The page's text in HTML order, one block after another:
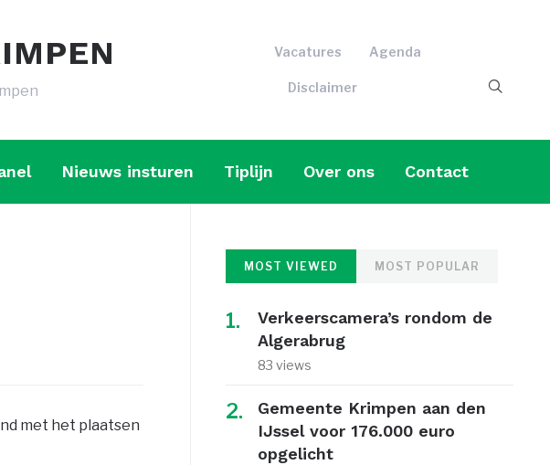
Vacatures Agenda
Disclaimer
Nieuws insturen Tiplijn Over ons Contact
met het plaatsen
MOST VIEWED MOST POPULAR
Verkeerscamera’s rondom de
Algerabrug
83 views
Gemeente Krimpen aan den
IJssel voor 176.000 euro
opgelicht